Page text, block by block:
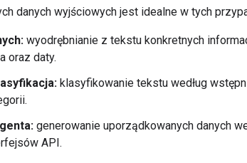
danych wyjściowych jest idealne w tych
wyodrębnianie z tekstu konkretnych
oraz daty.
klasyfikowanie tekstu według
generowanie uporządkowanych danych
API.